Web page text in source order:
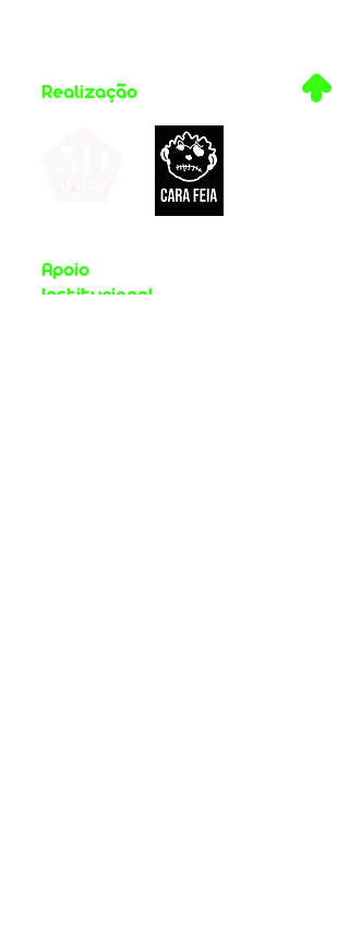
Realização .
Apoio
Institucional